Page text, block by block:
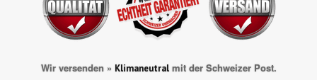
Wir versenden » Klimaneutralmit der Schweizer Post.